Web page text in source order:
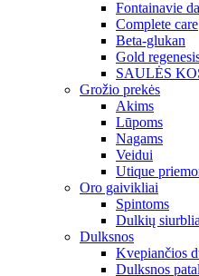
Fontainavie
Complete care
Beta-glukan
Gold
SAULĖS
Grožio prekės
Akims
Lūpoms
Nagams
Veidui
Utique
Oro gaivikliai
Spintoms
Dulkių
Dulksnos
Kvepiančios
Dulksnos